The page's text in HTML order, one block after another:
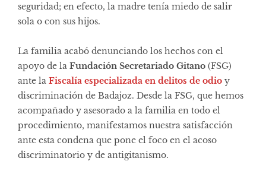
seguridad; en efecto, la madre tenía miedo de salir
sola o con sus hijos.
La familia acabó denunciando los hechos con el
apoyo de la Fundación Secretariado Gitano (FSG)
ante la Fiscalía especializada en delitos de odio y
discriminación de Badajoz. Desde la FSG, que hemos
acompañado y asesorado a la familia en todo el
procedimiento, manifestamos nuestra satisfacción
ante esta condena que pone el foco en el acoso
discriminatorio y de antigitanismo.